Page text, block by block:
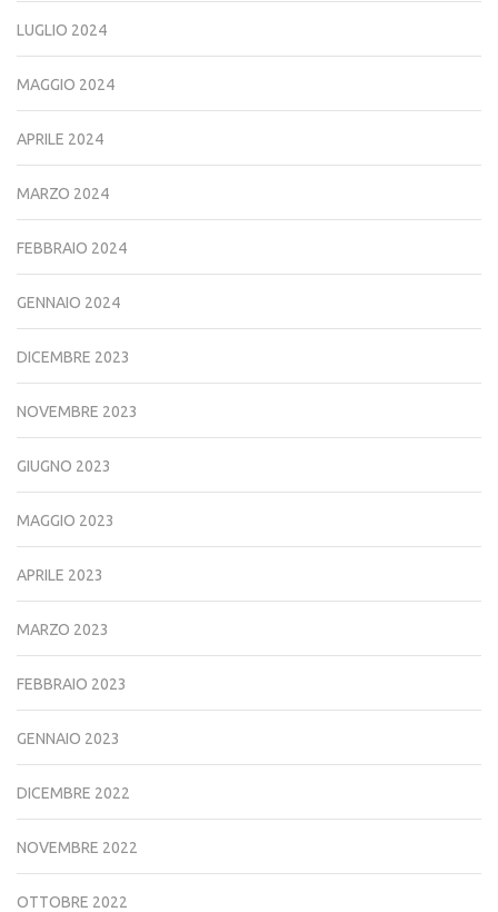
LUGLIO 2024
MAGGIO 2024
APRILE 2024
MARZO 2024
FEBBRAIO 2024
GENNAIO 2024
DICEMBRE 2023
NOVEMBRE 2023
GIUGNO 2023
MAGGIO 2023
APRILE 2023
MARZO 2023
FEBBRAIO 2023
GENNAIO 2023
DICEMBRE 2022
NOVEMBRE 2022
OTTOBRE 2022